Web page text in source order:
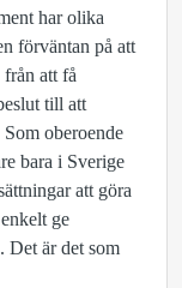
har olika
förväntan på att
att få
till att
oberoende
bara i Sverige
att göra
ge
Det är det som